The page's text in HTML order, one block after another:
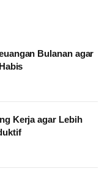
Bulanan agar
Kerja agar Lebih